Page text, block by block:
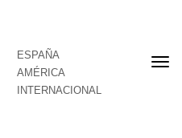
ESPAÑA
AMÉRICA
INTERNACIONAL